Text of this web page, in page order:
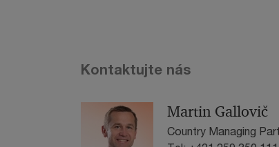
Kontaktujte nás
Martin Gallovič
Country Managing